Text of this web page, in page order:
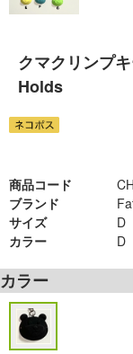
クマクリンプ
Holds
商品コード
ブランド
サイズ
D
カラー
D
カラー